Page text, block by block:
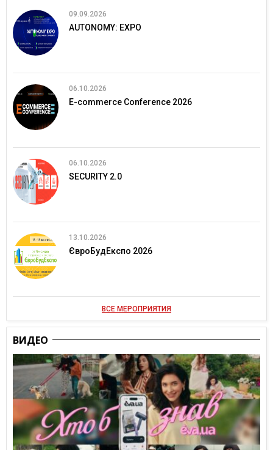
09.09.2026
AUTONOMY: EXPO
06.10.2026
E-commerce Conference 2026
06.10.2026
SECURITY 2.0
13.10.2026
ЄвроБудЕкспо 2026
ВСЕ МЕРОПРИЯТИЯ
ВИДЕО